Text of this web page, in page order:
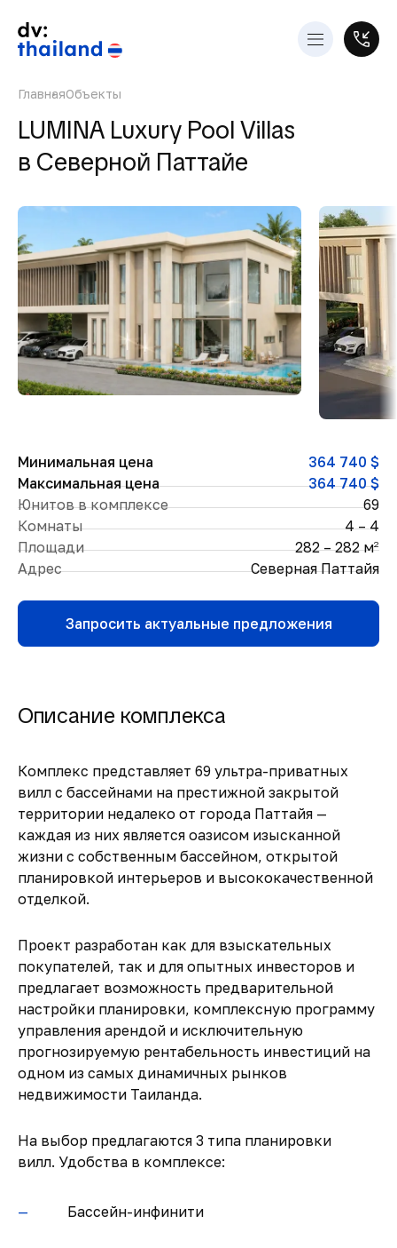
ГлавнаяОбъекты
LUMINA Luxury Pool Villas
в Северной Паттайе
Минимальная цена
364 740 $
Максимальная цена
364 740 $
Юнитов в комплексе
69
Комнаты
4 – 4
Площади
282 – 282 м2
Адрес Северная Паттайя
Запросить актуальные предложения
Описание комплекса
Комплекс представляет 69 ультра-приватных
вилл с бассейнами на престижной закрытой
территории недалеко от города Паттайя —
каждая из них является оазисом изысканной
жизни с собственным бассейном, открытой
планировкой интерьеров и высококачественной
отделкой.
Проект разработан как для взыскательных
покупателей, так и для опытных инвесторов и
предлагает возможность предварительной
настройки планировки, комплексную программу
управления арендой и исключительную
прогнозируемую рентабельность инвестиций на
одном из самых динамичных рынков
недвижимости Таиланда.
На выбор предлагаются 3 типа планировки
вилл. Удобства в комплексе:
Бассейн-инфинити